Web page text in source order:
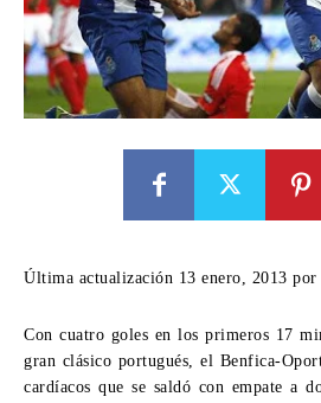
Última actualización 13 enero, 2013 por
Con cuatro goles en los primeros 17
gran clásico portugués, el Benfica-
cardíacos que se saldó con empate a